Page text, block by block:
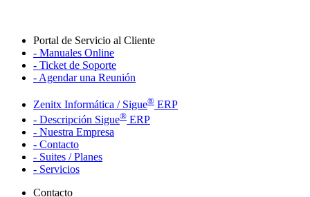
Portal de Servicio al Cliente
- Manuales Online
- Ticket de Soporte
- Agendar una Reunión
Zenitx Informática / Sigue® ERP
- Descripción Sigue® ERP
- Nuestra Empresa
- Contacto
- Suites / Planes
- Servicios
Contacto